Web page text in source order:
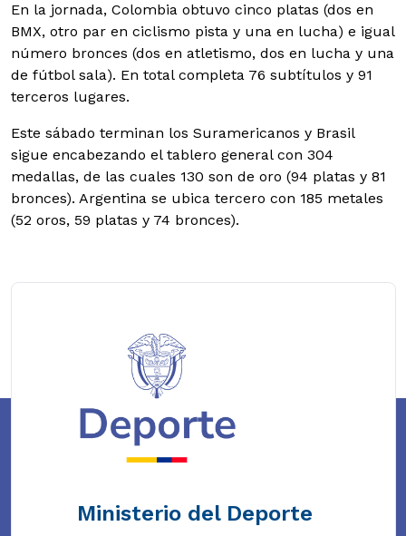
En la jornada, Colombia obtuvo cinco platas (dos en
BMX, otro par en ciclismo pista y una en lucha) e igual
número bronces (dos en atletismo, dos en lucha y una
de fútbol sala). En total completa 76 subtítulos y 91
terceros lugares.
Este sábado terminan los Suramericanos y Brasil
sigue encabezando el tablero general con 304
medallas, de las cuales 130 son de oro (94 platas y 81
bronces). Argentina se ubica tercero con 185 metales
(52 oros, 59 platas y 74 bronces).
Ministerio del Deporte